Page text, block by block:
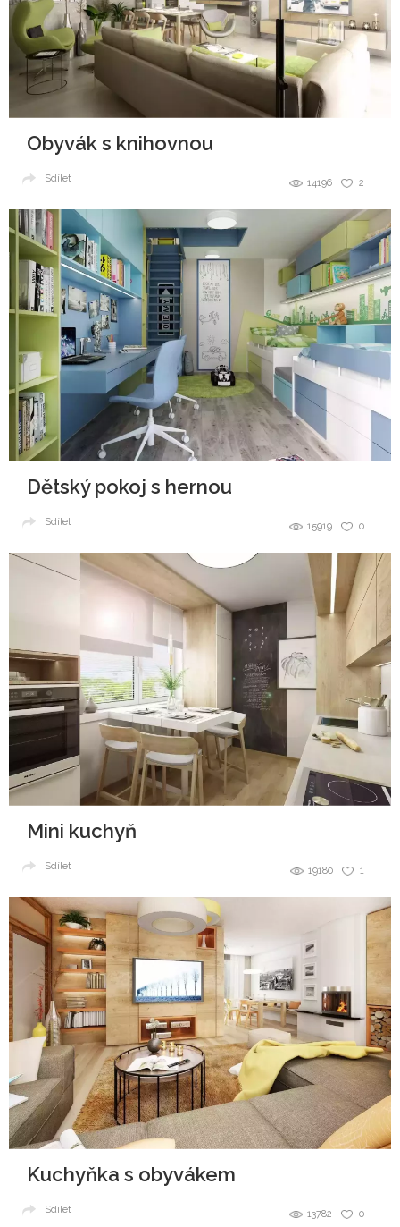
Obyvák s knihovnou
2
14196
Sdílet
Dětský pokoj s hernou
0
15919
Sdílet
Mini kuchyň
1
19180
Sdílet
Kuchyňka s obyvákem
0
13782
Sdílet